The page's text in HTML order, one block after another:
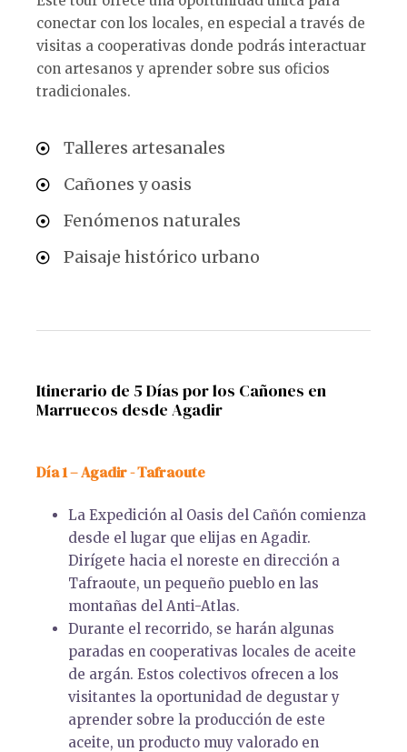
conectar con los locales, en especial a través de
visitas a cooperativas donde podrás interactuar
con artesanos y aprender sobre sus oficios
tradicionales.
Talleres artesanales
Cañones y oasis
Fenómenos naturales
Paisaje histórico urbano
Itinerario de 5 Días por los Cañones en
Marruecos desde Agadir
Día 1 – Agadir - Tafraoute
La Expedición al Oasis del Cañón comienza
desde el lugar que elijas en Agadir.
Dirígete hacia el noreste en dirección a
Tafraoute, un pequeño pueblo en las
montañas del Anti-Atlas.
Durante el recorrido, se harán algunas
paradas en cooperativas locales de aceite
de argán. Estos colectivos ofrecen a los
visitantes la oportunidad de degustar y
aprender sobre la producción de este
aceite, un producto muy valorado en